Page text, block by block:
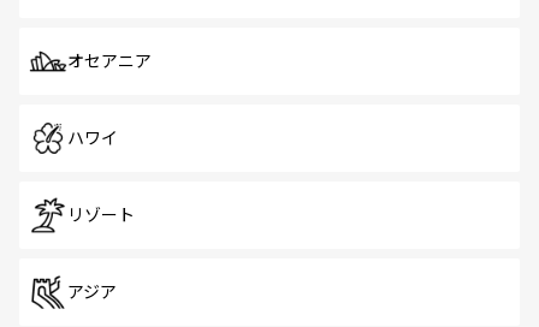
オセアニア
ハワイ
リゾート
アジア